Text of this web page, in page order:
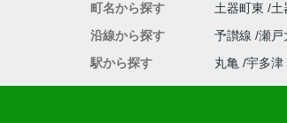
町名から探す
土器町東 土
沿線から探す
予讃線 瀬戸
駅から探す
丸亀 宇多津